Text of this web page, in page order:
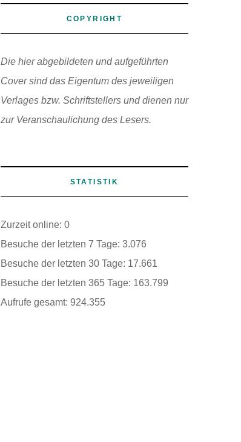
COPYRIGHT
Die hier abgebildeten und aufgeführten
Cover sind das Eigentum des jeweiligen
Verlages bzw. Schriftstellers und dienen nur
zur Veranschaulichung des Lesers.
STATISTIK
Zurzeit online: 0
Besuche der letzten 7 Tage: 3.076
Besuche der letzten 30 Tage: 17.661
Besuche der letzten 365 Tage: 163.799
Aufrufe gesamt: 924.355